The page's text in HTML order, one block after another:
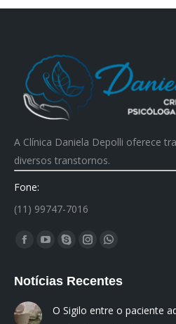
A Clínica Daniela Depolli oferece
diversos transtornos.
Fone:
(11) 99747-7016
Encontre-nos em:
Facebook
opens
in
new
YouTube
opens
Skype
opens
new
Instagram
opens
Whatsapp
opens
new
Notícias Recentes
O Sigilo entre o paciente